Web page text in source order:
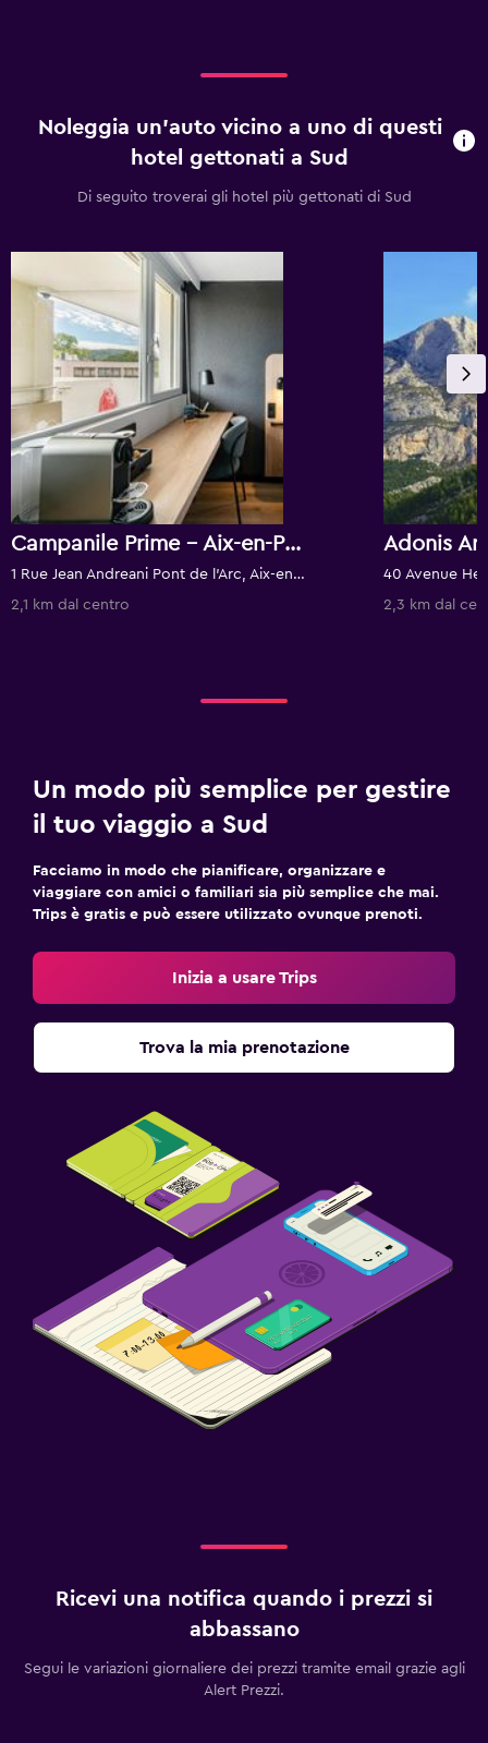
Noleggia un'auto vicino a uno di questi
hotel gettonati a Sud
Di seguito troverai gli hotel più gettonati di Sud
Campanile Prime - Aix-en-Provence Sud - Pont de l'Arc
1 Rue Jean Andreani Pont de l'Arc, Aix-en-Provence, Bocche del Rodano, Francia
2,1 km dal centro
Adonis
2,3 km dal
Un modo più semplice per gestire
il tuo viaggio a Sud
Facciamo in modo che pianificare, organizzare e
viaggiare con amici o familiari sia più semplice che mai.
Trips è gratis e può essere utilizzato ovunque prenoti.
Inizia a usare Trips
Trova la mia prenotazione
Ricevi una notifica quando i prezzi si
abbassano
Segui le variazioni giornaliere dei prezzi tramite email grazie agli
Alert Prezzi.